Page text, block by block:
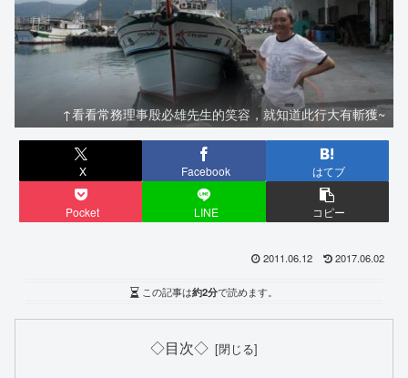
↑看看常務理事殷必雄先生的笑容，就知道此行大有斬獲~
X Facebook はてブ
Pocket LINE コピー
2011.06.12 2017.06.02
この記事は約2分で読めます。
◇目次◇